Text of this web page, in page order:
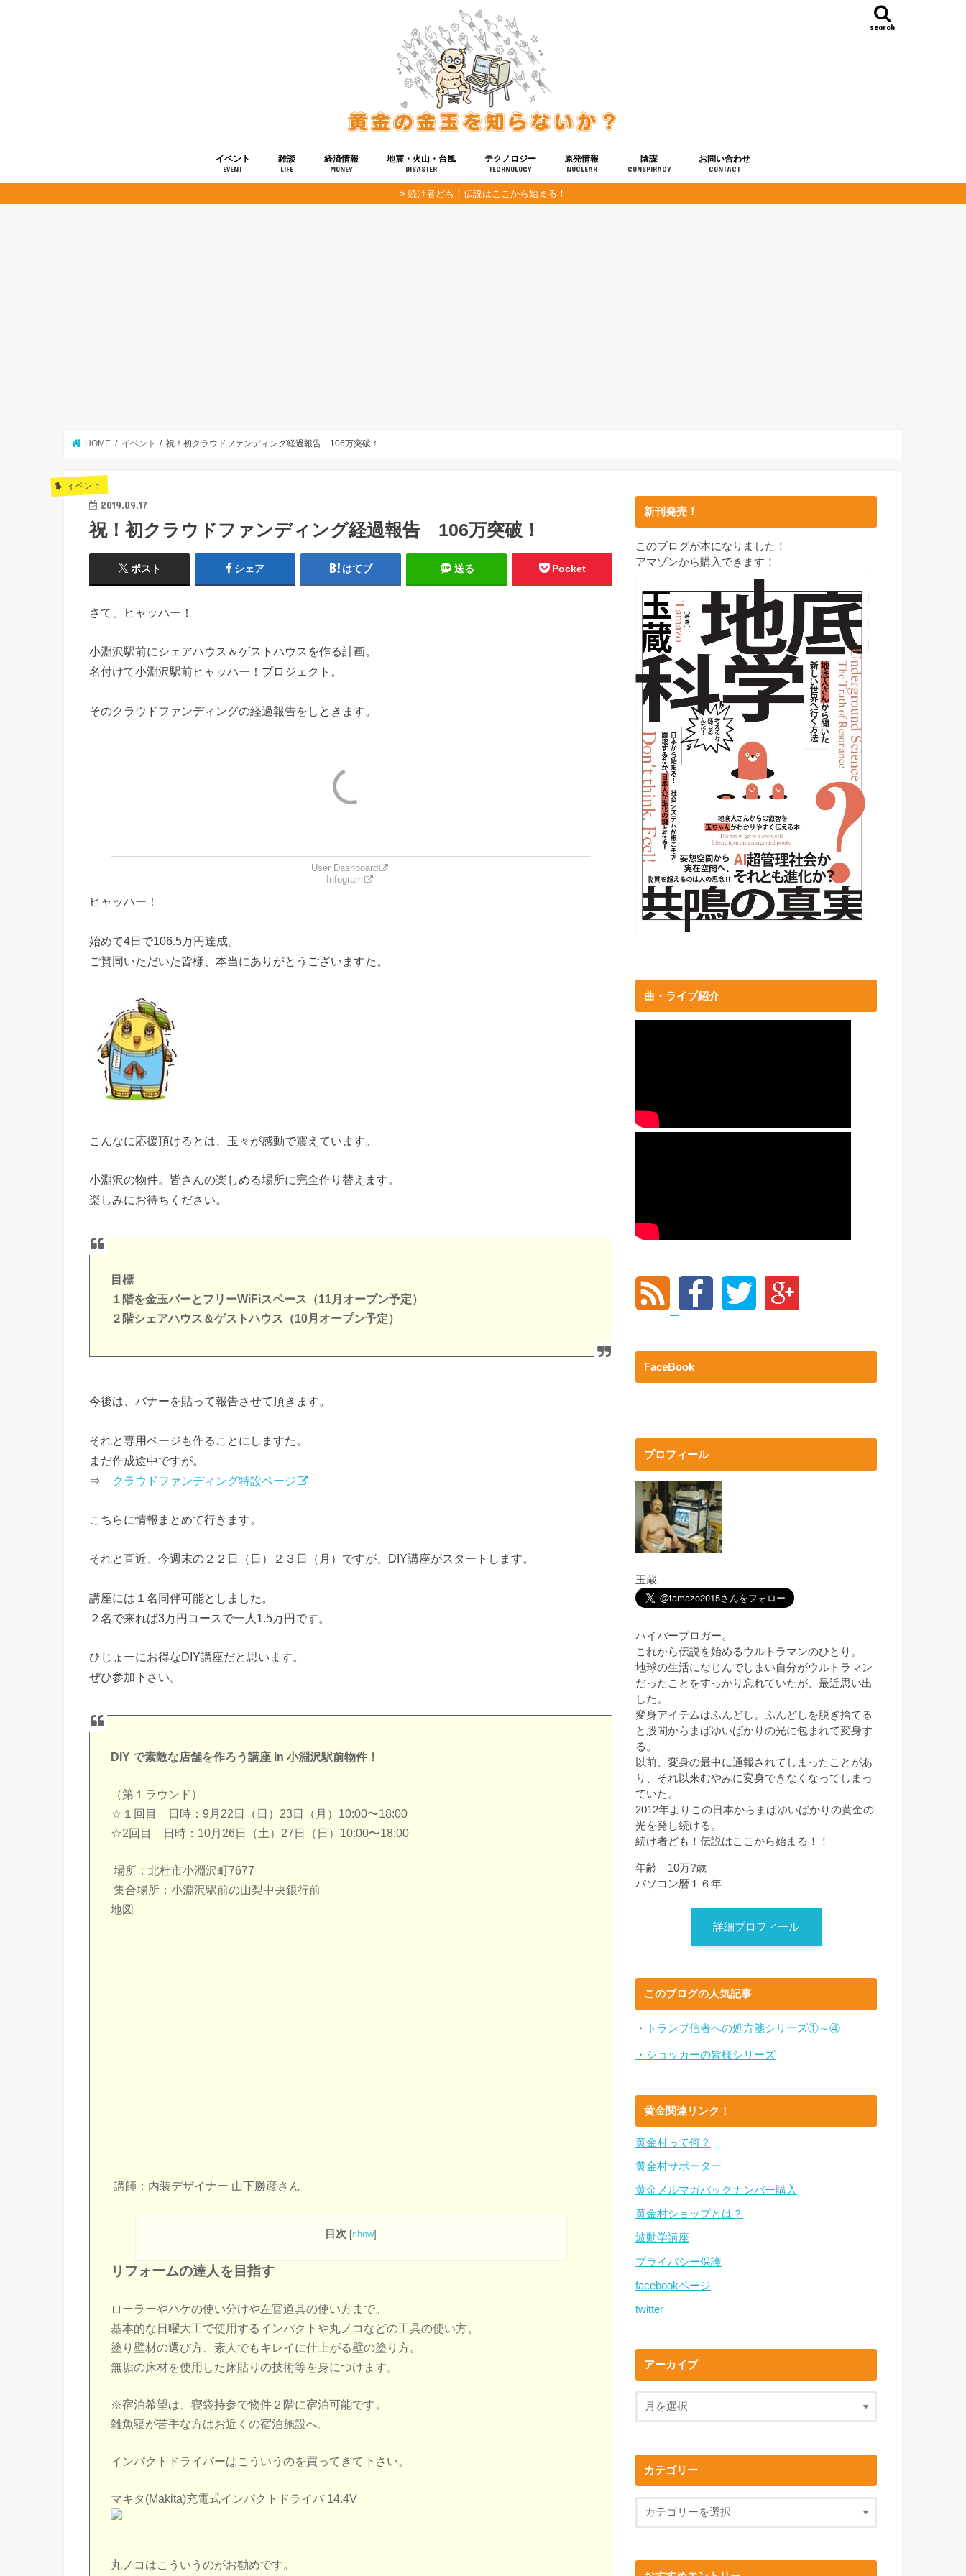
search
イベント
EVENT
雑談
LIFE
経済情報
MONEY
地震・火山・台風
DISASTER
テクノロジー
TECHNOLOGY
健康
宇宙
原発情報
NUCLEAR
陰謀
CONSPIRACY
お問い合わせ
CONTACT
続け者ども！伝説はここから始まる！
HOME イベント 祝！初クラウドファンディング経過報告 106万突破！
イベント
2019.09.17
祝！初クラウドファンディング経過報告 106万突破！
ポスト シェア はてブ 送る Pocket
さて、ヒャッハー！
小淵沢駅前にシェアハウス＆ゲストハウスを作る計画。
名付けて小淵沢駅前ヒャッハー！プロジェクト。
そのクラウドファンディングの経過報告をしときます。
User Dashboard
Infogram
ヒャッハー！
始めて4日で106.5万円達成。
ご賛同いただいた皆様、本当にありがとうございますた。
こんなに応援頂けるとは、玉々が感動で震えています。
小淵沢の物件。皆さんの楽しめる場所に完全作り替えます。
楽しみにお待ちください。
目標
１階を金玉バーとフリーWiFiスペース（11月オープン予定）
２階シェアハウス＆ゲストハウス（10月オープン予定）
今後は、バナーを貼って報告させて頂きます。
それと専用ページも作ることにしますた。
まだ作成途中ですが。
⇒
クラウドファンディング特設ページ
こちらに情報まとめて行きます。
それと直近、今週末の２２日（日）２３日（月）ですが、DIY講座がスタートします。
講座には１名同伴可能としました。
２名で来れば3万円コースで一人1.5万円です。
ひじょーにお得なDIY講座だと思います。
ぜひ参加下さい。
DIY で素敵な店舗を作ろう講座 in 小淵沢駅前物件！
（第１ラウンド）
☆１回目 日時：9月22日（日）23日（月）10:00〜18:00
☆2回目 日時：10月26日（土）27日（日）10:00〜18:00
場所：北杜市小淵沢町7677
集合場所：小淵沢駅前の山梨中央銀行前
地図
講師：内装デザイナー 山下勝彦さん
目次 [show]
リフォームの達人を目指す
ローラーやハケの使い分けや左官道具の使い方まで。
基本的な日曜大工で使用するインパクトや丸ノコなどの工具の使い方。
塗り壁材の選び方、素人でもキレイに仕上がる壁の塗り方。
無垢の床材を使用した床貼りの技術等を身につけます。
※宿泊希望は、寝袋持参で物件２階に宿泊可能です。
雑魚寝が苦手な方はお近くの宿泊施設へ。
インパクトドライバーはこういうのを買ってきて下さい。
マキタ(Makita)充電式インパクトドライバ 14.4V
丸ノコはこういうのがお勧めです。
新刊発売！
このブログが本になりました！
アマゾンから購入できます！
曲・ライブ紹介
FaceBook
プロフィール
玉蔵
ハイパーブロガー。
これから伝説を始めるウルトラマンのひとり。
地球の生活になじんでしまい自分がウルトラマン
だったことをすっかり忘れていたが、最近思い出
した。
変身アイテムはふんどし。ふんどしを脱ぎ捨てる
と股間からまばゆいばかりの光に包まれて変身す
る。
以前、変身の最中に通報されてしまったことがあ
り、それ以来むやみに変身できなくなってしまっ
ていた。
2012年よりこの日本からまばゆいばかりの黄金の
光を発し続ける。
続け者ども！伝説はここから始まる！！
年齢 10万?歳
パソコン暦１６年
詳細プロフィール
このブログの人気記事
・ トランプ信者への処方箋シリーズ①～④
・ショッカーの皆様シリーズ
黄金関連リンク！
黄金村って何？
黄金村サポーター
黄金メルマガバックナンバー購入
黄金村ショップとは？
波動学講座
プライバシー保護
facebookページ
twitter
アーカイブ
カテゴリー